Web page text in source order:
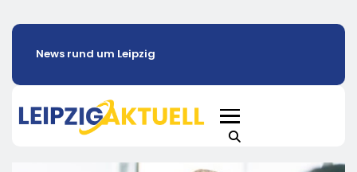
News rund um Leipzig